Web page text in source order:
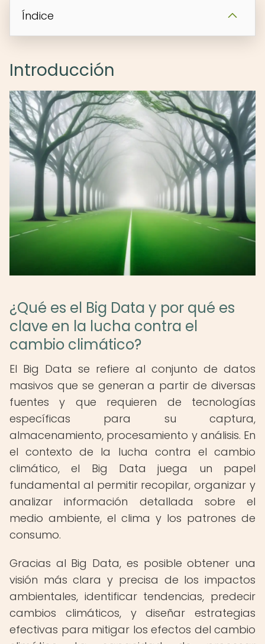
Índice
Introducción
¿Qué es el Big Data y por qué es
clave en la lucha contra el
cambio climático?
El Big Data se refiere al conjunto de datos
masivos que se generan a partir de diversas
fuentes y que requieren de tecnologías
específicas para su captura,
almacenamiento, procesamiento y análisis. En
el contexto de la lucha contra el cambio
climático, el Big Data juega un papel
fundamental al permitir recopilar, organizar y
analizar información detallada sobre el
medio ambiente, el clima y los patrones de
consumo.
Gracias al Big Data, es posible obtener una
visión más clara y precisa de los impactos
ambientales, identificar tendencias, predecir
cambios climáticos, y diseñar estrategias
efectivas para mitigar los efectos del cambio